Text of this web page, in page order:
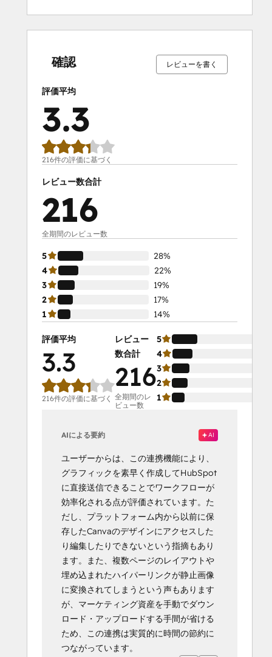
確認 レビューを書く
評価平均
3.3
216件の評価に基づく
レビュー数合計
216
全期間のレビュー数
5
28%
4
22%
3
了
19%
2
了
17%
1
了
14%
評価平均
3.3
216件の評価に基づく
レビュー
数合計
216
全期間のレ
ビュー数
5
了
4
了
3
了
2
了
1
了
AIによる要約 AI
ユーザーからは、この連携機能により、
グラフィックを素早く作成してHubSpot
に直接送信できることでワークフローが
効率化される点が評価されています。た
だし、プラットフォーム内から以前に保
存したCanvaのデザインにアクセスした
り編集したりできないという指摘もあり
ます。また、複数ページのレイアウトや
埋め込まれたハイパーリンクが静止画像
に変換されてしまうという声もあります
が、マーケティング資産を手動でダウン
ロード・アップロードする手間が省ける
ため、この連携は実質的に時間の節約に
つながっています。